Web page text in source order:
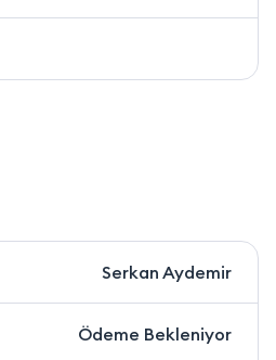
Serkan Aydemir
Ödeme Bekleniyor